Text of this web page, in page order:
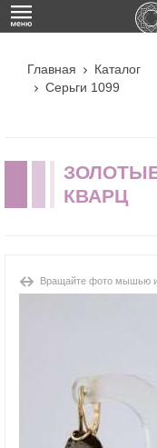
Главная
Каталог
Серьги 1099
ЗОЛОТЫЕ
КВАРЦ
Вращайте фото мышью